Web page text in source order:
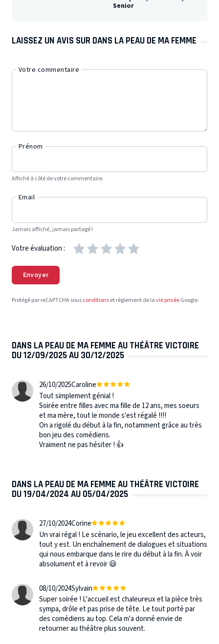
Senior
LAISSEZ UN AVIS SUR DANS LA PEAU DE MA FEMME
Votre commentaire
Prénom
Affiché à côté de votre commentaire.
Email
Jamais affiché, jamais partagé !
Votre évaluation :
Envoyer
Protégé par reCAPTCHA sousconditionset règlement de lavie privéeGoogle.
DANS LA PEAU DE MA FEMME AU THÉÂTRE VICTOIRE
DU 12/09/2025 AU 30/12/2025
26/10/2025Caroline
Tout simplement génial !
Soirée entre filles avec ma fille de 12 ans, mes soeurs
et ma mère, tout le monde s'est régalé !!!!
On a rigolé du début à la fin, notamment grâce au très
bon jeu des comédiens.
Vraiment ne pas hésiter ! 👍
DANS LA PEAU DE MA FEMME AU THÉÂTRE VICTOIRE
DU 19/04/2024 AU 05/04/2025
27/10/2024Corine
Un vrai régal ! Le scénario, le jeu excellent des acteurs,
tout y est. Un enchaînement de dialogues et situations
qui nous embarque dans le rire du début à la fin. À voir
absolument et à revoir 😃
08/10/2024Sylvain
Super soirée ! L'accueil est chaleureux et la pièce très
sympa, drôle et pas prise de tête. Le tout porté par
des comédiens au top. Cela m'a donné envie de
retourner au théâtre plus souvent.